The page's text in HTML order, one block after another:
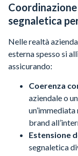
segnaletica
Nelle realtà
esterna spesso si
assicurando:
Coerenza
aziendale o
brand
Estensione
segnaletica